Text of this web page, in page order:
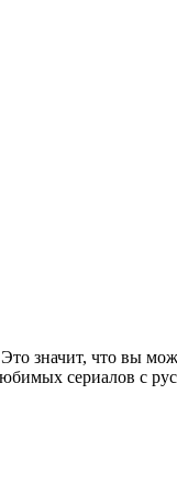
значит, что вы
сериалов с